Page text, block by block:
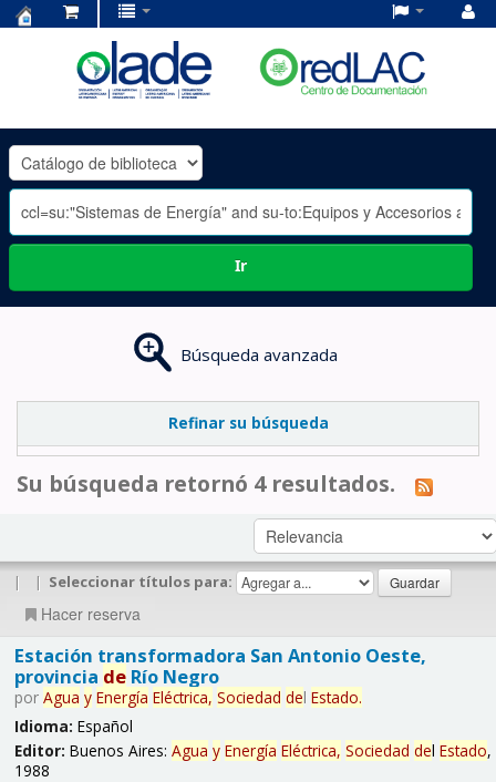
OLADE
-
Ir
Búsqueda avanzada
Refinar su búsqueda
Su búsqueda retornó 4 resultados.
| | Seleccionar títulos para:
Hacer reserva
Estación transformadora San Antonio Oeste,
provincia deRío Negro
por Agua y Energía Eléctrica, Sociedad del Estado.
Idioma: Español
Editor: Buenos Aires: Agua y Energía Eléctrica, Sociedad del Estado,
1988